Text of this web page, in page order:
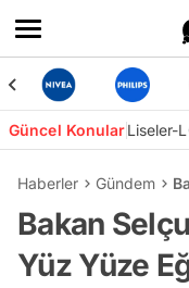
Güncel KonularLiseler-
Haberler Gündem
Bakan
Yüz Yüze